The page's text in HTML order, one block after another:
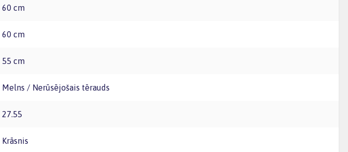
60 cm
60 cm
55 cm
Melns / Nerūsējošais tērauds
27.55
Krāsnis